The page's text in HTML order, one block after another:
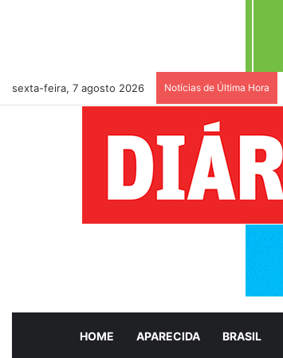
sexta-feira, 7 agosto 2026 Notícias de Última Hora
HOME APARECIDA BRASIL